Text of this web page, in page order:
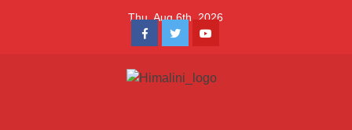
Thu. Aug 6th, 2026
FacebookTwitterYoutube